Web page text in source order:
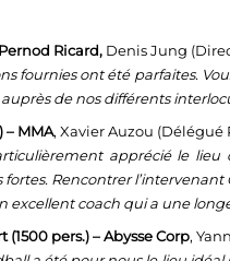
Pernod Ricard, Denis Jung
fournies ont été parfaites.
de nos différents
– MMA, Xavier Auzou (Délégué
apprécié le lieu
fortes. Rencontrer
excellent coach qui a une
pers.) – Abysse Corp,